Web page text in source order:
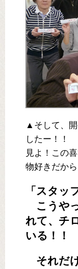
▲そして、開
したー！！
見よ！この
物好きだか
「スタッ
こうや
れて、チ
いる！！
それだ